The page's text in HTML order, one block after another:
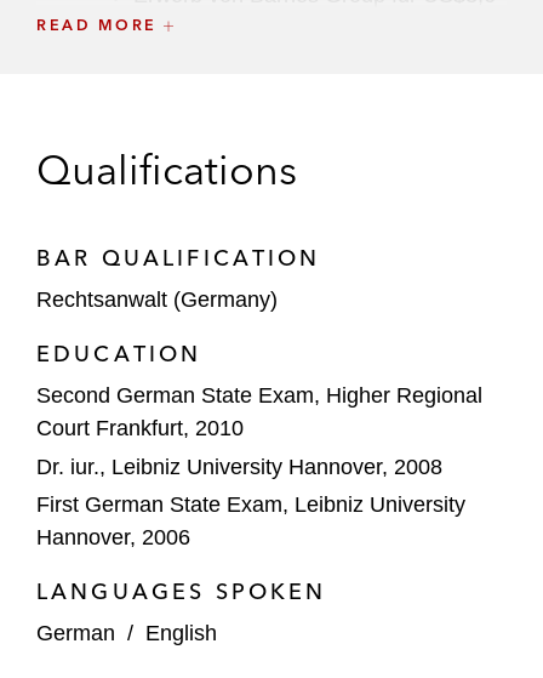
Milliarden.
ArthroCare – Verkauf an Smith & Nephew
BC Partners – Verkauf von Synlab an
Cinven für US$1,9 Milliarden.
Callaway Golf – Erwerb von Jack Wolfskin
CDPQ – Gemeinsamer Erwerb von GE
Water mit Suez Environment.
Commerz Real – Erwerb einer Beteiligung
an Amprion.
Desktop Metal – Beratung bei diversen
Transaktionen, u.a.
READ MORE
Qualifications
BAR QUALIFICATION
Rechtsanwalt (Germany)
EDUCATION
Second German State Exam, Higher Regional
Court Frankfurt, 2010
Dr. iur., Leibniz University Hannover, 2008
First German State Exam, Leibniz University
Hannover, 2006
LANGUAGES SPOKEN
German / English